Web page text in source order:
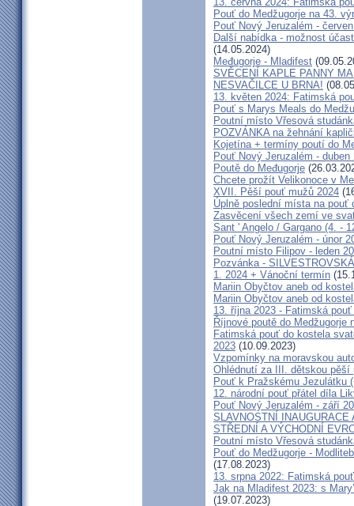
Pouť do Medžugorje na 43.
Pouť Nový Jeruzalém -
Další nabídka - možnost
(14.05.2024)
Međugorje - Mladifest
SVĚCENÍ KAPLE PANNY
NESVAČILCE U BRNA!
13. květen 2024: Fatimská
Pouť s Marys Meals do
Poutní místo Vřesová
POZVÁNKA na žehnání
Kojetína + termíny poutí do
Pouť Nový Jeruzalém - duben
Poutě do Međugorje
Chcete prožít Velikonoce v
XVII. Pěší pouť mužů 2024
Úplně poslední místa na pouť
Zasvěcení všech zemí ve
Sant ' Angelo / Gargano (4. -
Pouť Nový Jeruzalém - únor
Poutní místo Filipov - leden
Pozvánka -
1. 2024 + Vánoční termín
Mariin Obyčtov aneb od
Mariin Obyčtov aneb od
13. října 2023 - Fatimská
Říjnové poutě do Medžugorje
Fatimská pouť do kostela
2023 (10.09.2023)
Vzpomínky na moravskou
Ohlédnutí za III. dětskou pěší
Pouť k Pražskému Jezulátku
12. národní pouť přátel díla
Pouť Nový Jeruzalém - září
SLAVNOSTNÍ
STŘEDNÍ A VÝCHODNÍ
Poutní místo Vřesová
Pouť do Medžugorje -
(17.08.2023)
13. srpna 2022: Fatimská
Jak na Mladifest 2023: s
(19.07.2023)